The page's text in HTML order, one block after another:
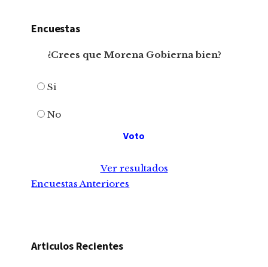
Encuestas
¿Crees que Morena Gobierna bien?
Si
No
Ver resultados
Encuestas Anteriores
Articulos Recientes